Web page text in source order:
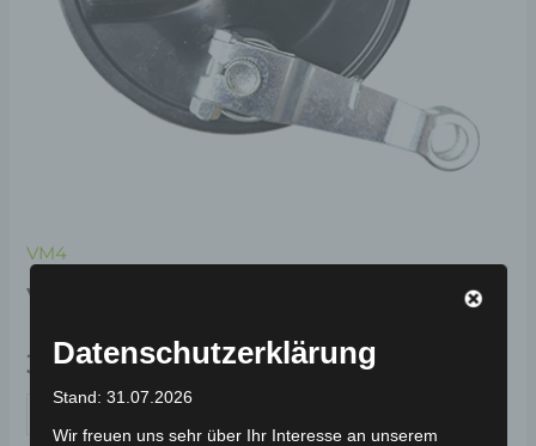
VM4
VM4 TROMMELBREMSE
39,00€ *
Datenschutzerklärung
Stand: 31.07.2026
Wir freuen uns sehr über Ihr Interesse an unserem